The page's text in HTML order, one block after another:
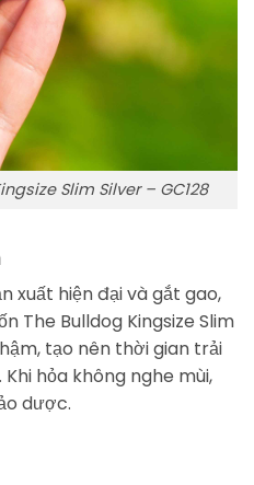
Slim Silver – GC128
xuất hiện đại và gắt gao,
The Bulldog Kingsize Slim
tạo nên thời gian trải
hỏa không nghe mùi,
dược.